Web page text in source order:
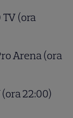
TV (ora
Arena (ora
22:00)